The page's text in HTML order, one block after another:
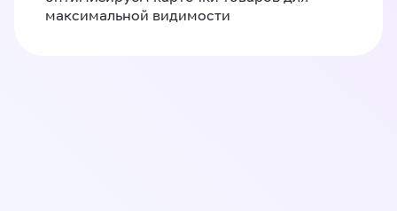
максимальной видимости